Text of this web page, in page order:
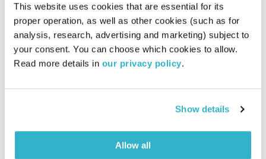
This website uses cookies that are essential for its
proper operation, as well as other cookies (such as for
analysis, research, advertising and marketing) subject to
your consent. You can choose which cookies to allow.
Read more details in our privacy policy.
Show details
Allow all
בני בשן
16.08.22
01:00:08
והפעם, אגי משעול מכבדת שממית. והחמצן של דליה רביקוביץ׳.
אודיו